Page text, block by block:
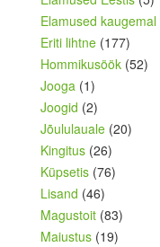
Elamused kaugemal
Eriti lihtne (177)
Hommikusöök (52)
Jooga (1)
Joogid (2)
Jõululauale (20)
Kingitus (26)
Küpsetis (76)
Lisand (46)
Magustoit (83)
Maiustus (19)